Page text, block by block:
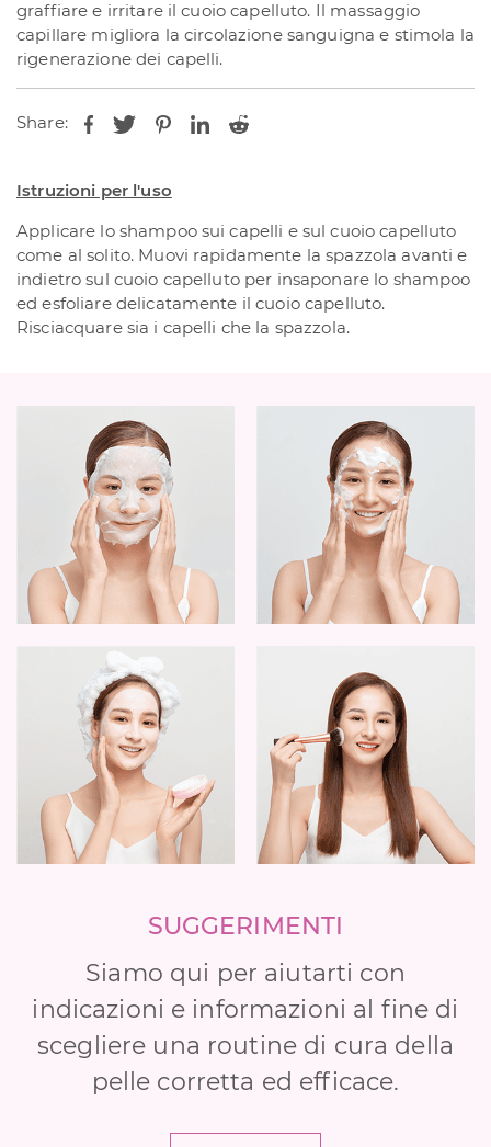
graffiare e irritare il cuoio capelluto. Il massaggio
capillare migliora la circolazione sanguigna e stimola la
rigenerazione dei capelli.
Share:
Istruzioni per l'uso
Applicare lo shampoo sui capelli e sul cuoio capelluto
come al solito. Muovi rapidamente la spazzola avanti e
indietro sul cuoio capelluto per insaponare lo shampoo
ed esfoliare delicatamente il cuoio capelluto.
Risciacquare sia i capelli che la spazzola.
SUGGERIMENTI
Siamo qui per aiutarti con
indicazioni e informazioni al fine di
scegliere una routine di cura della
pelle corretta ed efficace.